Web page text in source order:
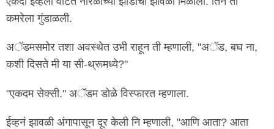
कमरेला गुंडाळली.
अॅडमसमोर तशा अवस्थेत उभी राहून ती म्हणाली, "अॅड, बघ ना,
कशी दिसते मी या सी-थ्रूमध्ये?"
"एकदम सेक्सी." अॅडम डोळे विस्फारत म्हणाला.
ईव्हनं झावळी अंगापासून दूर केली नि म्हणाली, "आणि आता? आता